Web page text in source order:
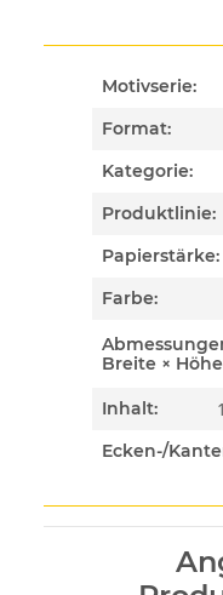
Motivserie:
Format:
Kategorie:
Produktlinie:
Papierstärke:
Farbe:
Breite ×
Inhalt:
Ecken-/